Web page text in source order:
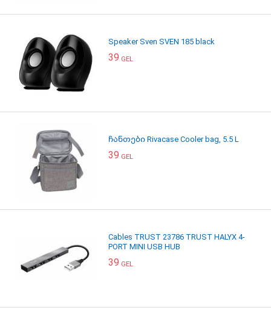
Speaker Sven SVEN 185 black
39 GEL
ჩანთები Rivacase Cooler bag, 5.5 L
39 GEL
Cables TRUST 23786 TRUST HALYX 4-
PORT MINI USB HUB
39 GEL